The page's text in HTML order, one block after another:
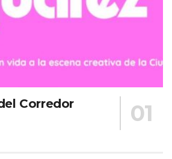
Corredor